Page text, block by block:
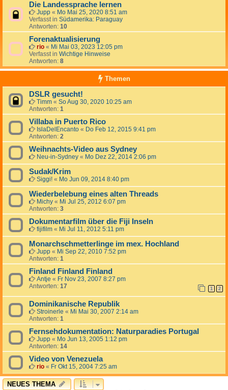
Die Landessprache lernen
Jupp « Mo Mai 25, 2020 8:51 am
Verfasst in Südamerika: Paraguay
Antworten: 10
Forenaktualisierung
rio « Mi Mai 03, 2023 12:05 pm
Verfasst in Wichtige Hinweise
Antworten: 8
Themen
DSLR gesucht!
Timm « So Aug 30, 2020 10:25 am
Antworten: 1
Villaba in Puerto Rico
IslaDelEncanto « Do Feb 12, 2015 9:41 pm
Antworten: 2
Weihnachts-Video aus Sydney
Neu-in-Sydney « Mo Dez 22, 2014 2:06 pm
Sudak/Krim
Siggi! « Mo Jun 09, 2014 8:40 pm
Wiederbelebung eines alten Threads
Michy « Mi Jul 25, 2012 6:07 pm
Antworten: 3
Dokumentarfilm über die Fiji Inseln
fijifilm « Mi Jul 11, 2012 5:11 pm
Monarchschmetterlinge im mex. Hochland
Jupp « Mi Sep 22, 2010 7:52 pm
Antworten: 1
Finland Finland Finland
Antje « Fr Nov 23, 2007 8:27 pm
Antworten: 17 1 2
Dominikanische Republik
Stroinerle « Mi Mai 30, 2007 2:14 am
Antworten: 1
Fernsehdokumentation: Naturparadies Portugal
Jupp « Mo Jun 13, 2005 1:12 pm
Antworten: 14
Video von Venezuela
rio « Fr Okt 15, 2004 7:25 am
NEUES THEMA